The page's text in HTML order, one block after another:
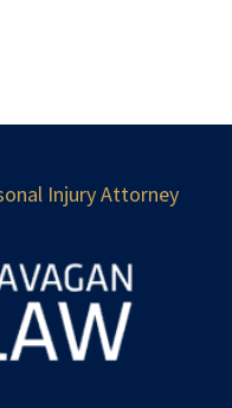
Injury Attorney